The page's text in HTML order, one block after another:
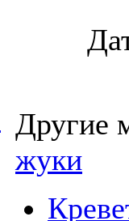
Другие
жуки